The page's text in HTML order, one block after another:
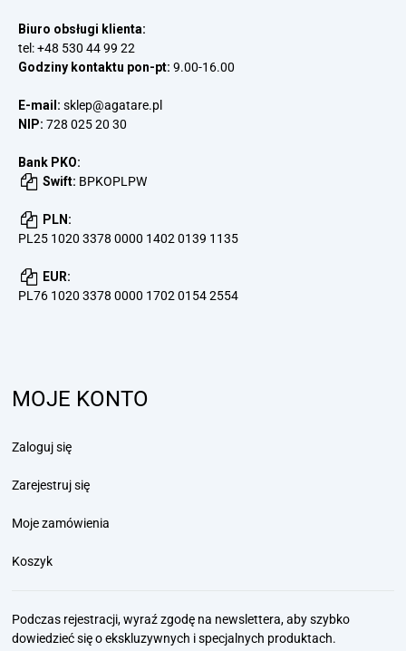
Biuro obsługi klienta:
tel:+48 530 44 99 22
Godziny kontaktu pon-pt: 9.00-16.00
E-mail: sklep@agatare.pl
NIP: 728 025 20 30
Bank PKO:
Swift: BPKOPLPW
PLN:
PL25 1020 3378 0000 1402 0139 1135
EUR:
PL76 1020 3378 0000 1702 0154 2554
MOJE KONTO
Zaloguj się
Zarejestruj się
Moje zamówienia
Koszyk
Podczas rejestracji, wyraź zgodę na newslettera, aby szybko
dowiedzieć sięo ekskluzywnych i specjalnych produktach.